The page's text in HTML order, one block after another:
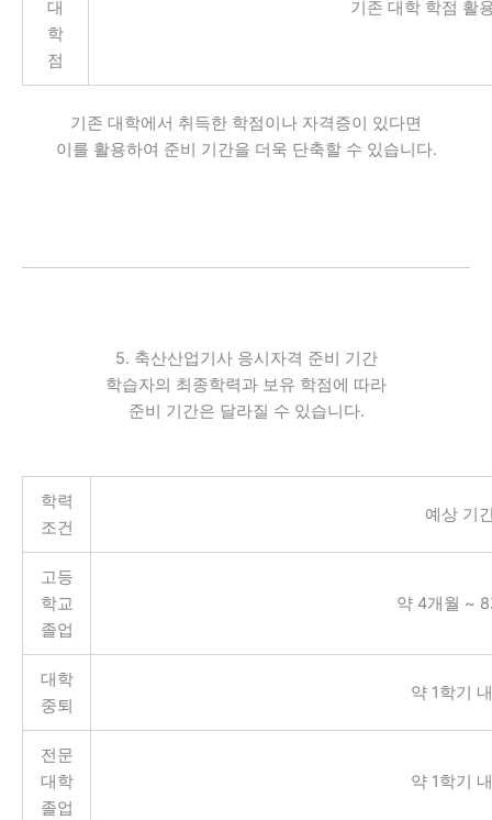
대
학
점
기존 대학 학점 활
기존 대학에서 취득한 학점이나 자격증이 있다면
이를 활용하여 준비 기간을 더욱 단축할 수 있습니다.
5. 축산산업기사 응시자격 준비 기간
학습자의 최종학력과 보유 학점에 따라
준비 기간은 달라질 수 있습니다.
학력
조건
예상 기
고등
학교
졸업
약 4개월 ~
대학
중퇴
약 1학기
전문
대학
졸업
약 1학기